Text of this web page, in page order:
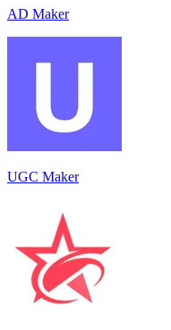
AD Maker
UGC Maker